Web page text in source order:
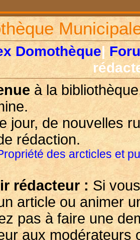
Domothèque|
à la
jour, de nouvelles
rédaction.
des arcticles et
rédacteur : Si
article ou animer
pas à faire une
aux modérateurs